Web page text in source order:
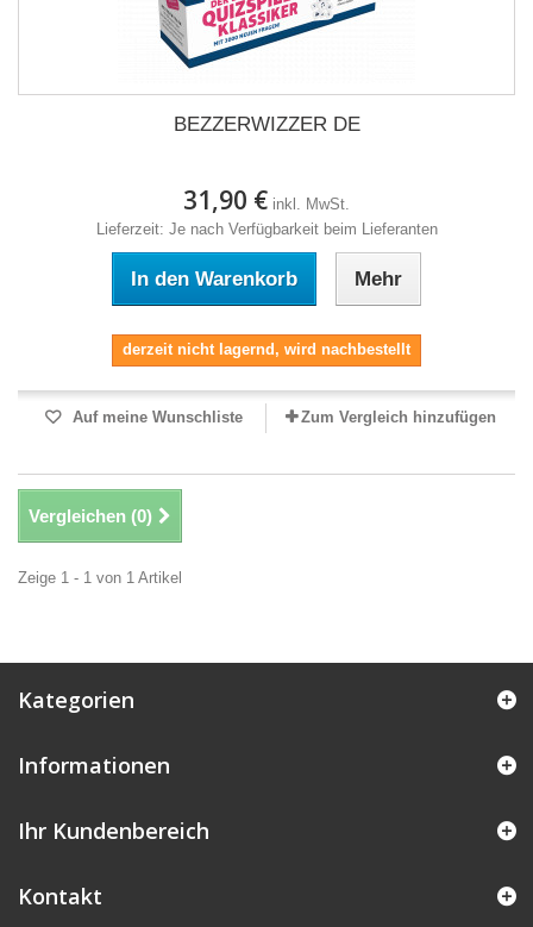
BEZZERWIZZER DE
31,90 € inkl. MwSt.
Lieferzeit: Je nach Verfügbarkeit beim Lieferanten
In den Warenkorb Mehr
derzeit nicht lagernd, wird nachbestellt
Auf meine Wunschliste Zum Vergleich hinzufügen
Vergleichen (0)
Zeige 1 - 1 von 1 Artikel
Kategorien
Informationen
Ihr Kundenbereich
Kontakt